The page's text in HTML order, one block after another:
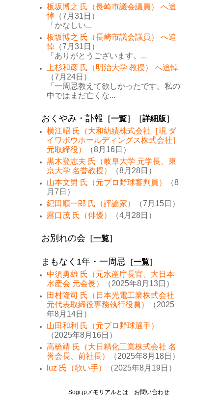
板坂博之 氏（長崎市議会議員） へ追
悼 （7月31日）
「かなしい...
板坂博之 氏（長崎市議会議員） へ追
悼 （7月31日）
「ありがとうございます。...
上杉和彦 氏（明治大学 教授） へ追悼
（7月24日）
「一周忌教えて欲しかったです。私の
中ではまだ亡くな...
おくやみ・訃報 ［一覧］［詳細版］
横江昭 氏（大和紡績株式会社［現 ダ
イワボウホールディングス株式会社］
元取締役）
（8月16日）
黒木登志夫 氏（岐阜大学 元学長、東
京大学 名誉教授）
（8月28日）
山本文男 氏（元プロ野球審判員）
（8
月7日）
紀田順一郎 氏（評論家）
（7月15日）
露口茂 氏（俳優）
（4月28日）
お別れの会 ［一覧］
まもなく1年・一周忌 ［一覧］
中須勇雄 氏（元水産庁長官、大日本
水産会 元会長）
（2025年8月13日）
田村隆司 氏（日本光電工業株式会社
元代表取締役専務執行役員）
（2025
年8月14日）
山田和利 氏（元プロ野球選手）
（2025年8月16日）
高橋靖 氏（大日精化工業株式会社 名
誉会長、前社長）
（2025年8月18日）
luz 氏（歌い手）
（2025年8月19日）
Sogi.jpメモリアルとは お問い合わせ